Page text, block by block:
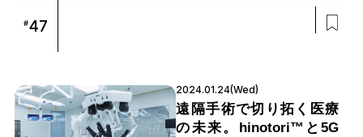
#47
2024.01.24(Wed)
遠隔手術で切り拓く医療
の未来。hinotori™と5G